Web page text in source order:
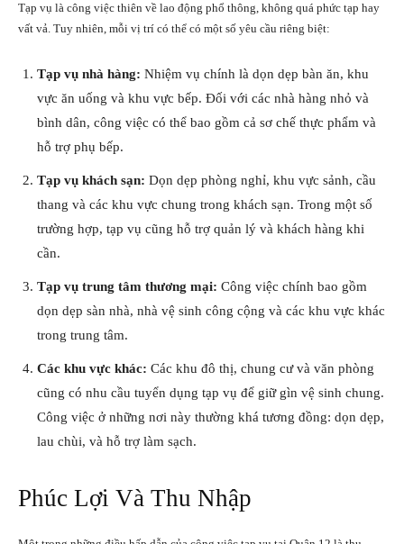
Tạp vụ là công việc thiên về lao động phổ thông, không quá phức tạp hay
vất vả. Tuy nhiên, mỗi vị trí có thể có một số yêu cầu riêng biệt:
Tạp vụ nhà hàng: Nhiệm vụ chính là dọn dẹp bàn ăn, khu
vực ăn uống và khu vực bếp. Đối với các nhà hàng nhỏ và
bình dân, công việc có thể bao gồm cả sơ chế thực phẩm và
hỗ trợ phụ bếp.
Tạp vụ khách sạn: Dọn dẹp phòng nghỉ, khu vực sảnh, cầu
thang và các khu vực chung trong khách sạn. Trong một số
trường hợp, tạp vụ cũng hỗ trợ quản lý và khách hàng khi
cần.
Tạp vụ trung tâm thương mại: Công việc chính bao gồm
dọn dẹp sàn nhà, nhà vệ sinh công cộng và các khu vực khác
trong trung tâm.
Các khu vực khác: Các khu đô thị, chung cư và văn phòng
cũng có nhu cầu tuyển dụng tạp vụ để giữ gìn vệ sinh chung.
Công việc ở những nơi này thường khá tương đồng: dọn dẹp,
lau chùi, và hỗ trợ làm sạch.
Phúc Lợi Và Thu Nhập